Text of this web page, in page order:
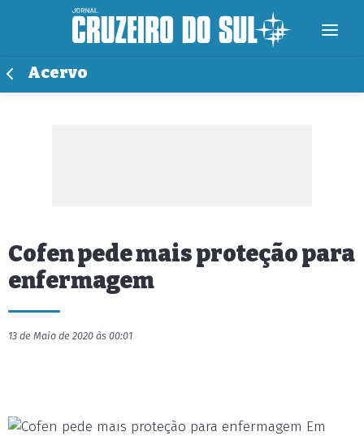
Acervo
Cofen pede mais proteção para
enfermagem
13 de Maio de 2020 às 00:01
Em